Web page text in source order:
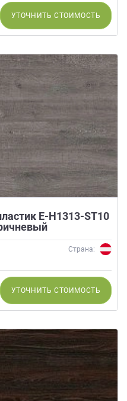
УТОЧНИТЬ СТОИМОСТЬ
E-H1313-ST10
Страна:
УТОЧНИТЬ СТОИМОСТЬ